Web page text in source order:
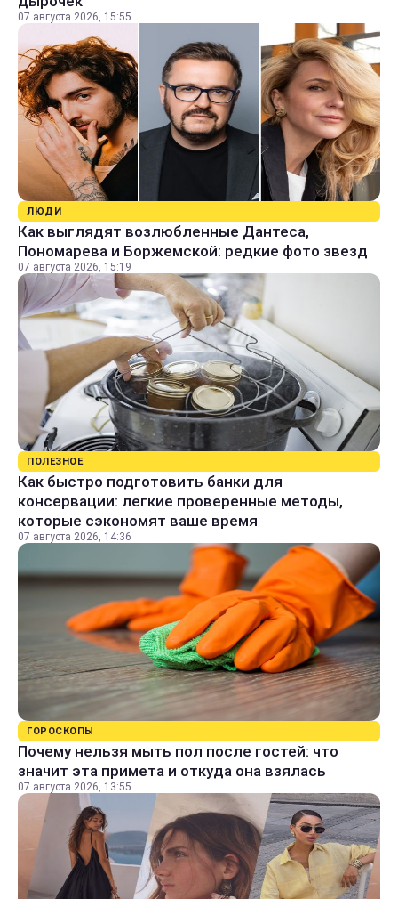
07 августа 2026, 15:55
ЛЮДИ
Как выглядят возлюбленные Дантеса,
Пономарева и Боржемской: редкие фото звезд
07 августа 2026, 15:19
ПОЛЕЗНОЕ
Как быстро подготовить банки для
консервации: легкие проверенные методы,
которые сэкономят ваше время
07 августа 2026, 14:36
ГОРОСКОПЫ
Почему нельзя мыть пол после гостей: что
значит эта примета и откуда она взялась
07 августа 2026, 13:55